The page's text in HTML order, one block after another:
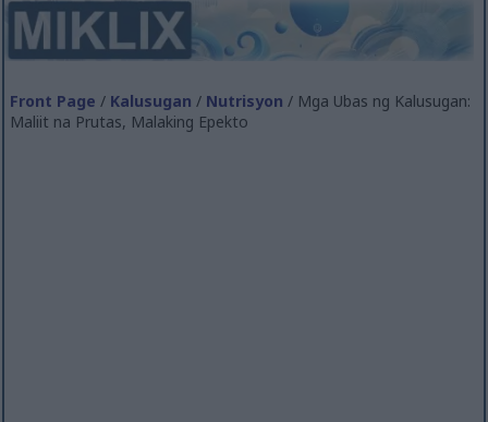
Front Page / Kalusugan / Nutrisyon / Mga Ubas ng Kalusugan:
Maliit na Prutas, Malaking Epekto